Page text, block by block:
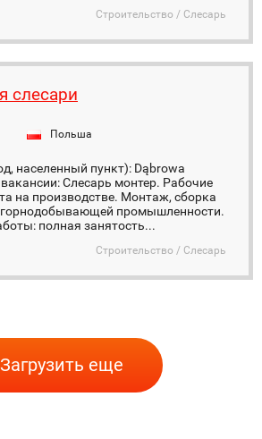
Строительство / Слесарь
слесари
Польша
населенный пункт): Dąbrowa
Слесарь монтер. Рабочие
на производстве. Монтаж, сборка
промышленности.
полная занятость...
Строительство / Слесарь
Загрузить еще